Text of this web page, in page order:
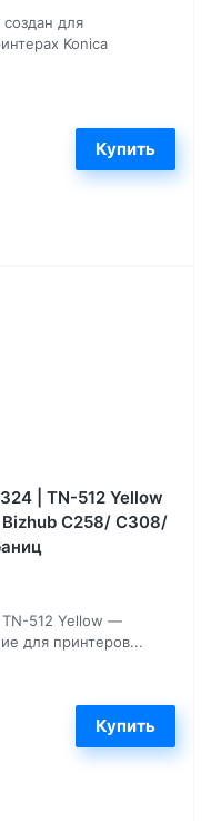
для
Konica
| TN-512 Yellow
С258/ C308/
512 Yellow —
для принтеров...